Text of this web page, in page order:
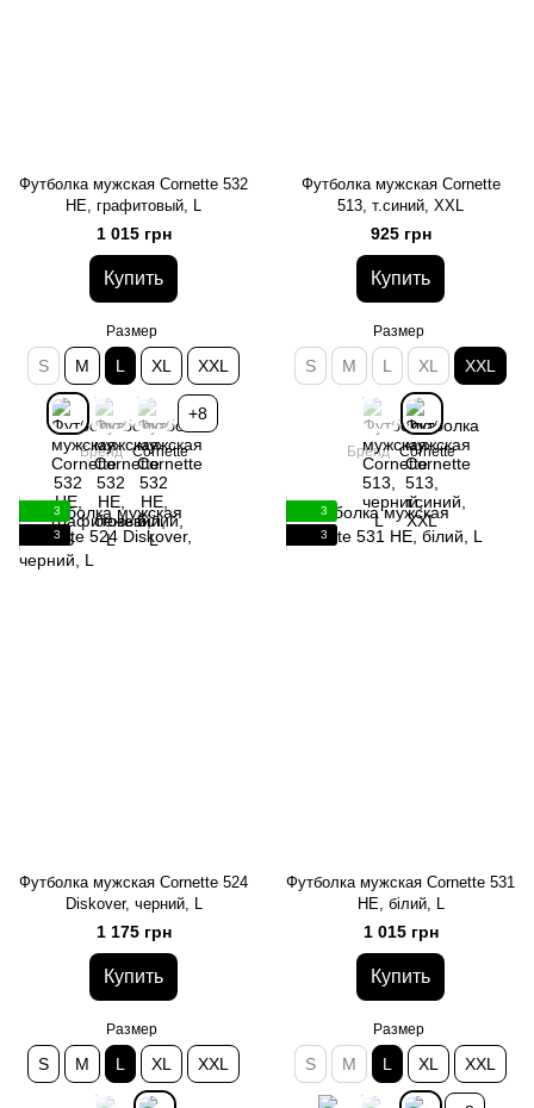
Футболка мужская Cornette 532
HE, графитовый, L
1 015 грн
Купить
Размер
S M L XL XXL
+8
Бренд Cornette
Футболка мужская Cornette
513, т.синий, XXL
925 грн
Купить
Размер
S M L XL XXL
Бренд Cornette
3
3
Футболка мужская Cornette 524
Diskover, черний, L
1 175 грн
Купить
Размер
S M L XL XXL
3
3
Футболка мужская Cornette 531
HE, білий, L
1 015 грн
Купить
Размер
S M L XL XXL